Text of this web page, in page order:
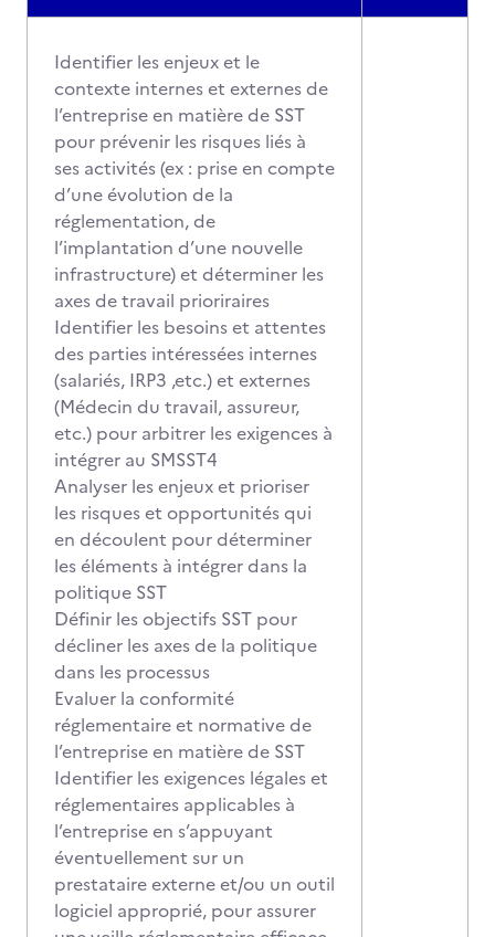
Identifier les enjeux et le
contexte internes et externes de
l’entreprise en matière de SST
pour prévenir les risques liés à
ses activités (ex : prise en compte
d’une évolution de la
réglementation, de
l’implantation d’une nouvelle
infrastructure) et déterminer les
axes de travail prioriraires
Identifier les besoins et attentes
des parties intéressées internes
(salariés, IRP3 ,etc.) et externes
(Médecin du travail, assureur,
etc.) pour arbitrer les exigences à
intégrer au SMSST4
Analyser les enjeux et prioriser
les risques et opportunités qui
en découlent pour déterminer
les éléments à intégrer dans la
politique SST
Définir les objectifs SST pour
décliner les axes de la politique
dans les processus
Evaluer la conformité
réglementaire et normative de
l’entreprise en matière de SST
Identifier les exigences légales et
réglementaires applicables à
l’entreprise en s’appuyant
éventuellement sur un
prestataire externe et/ou un outil
logiciel approprié, pour assurer